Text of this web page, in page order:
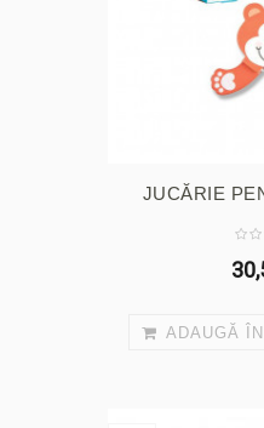
JUCĂRIE
ADAUGĂ